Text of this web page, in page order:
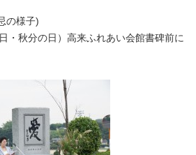
の様子)
・秋分の日）高来ふれあい会館書碑前に